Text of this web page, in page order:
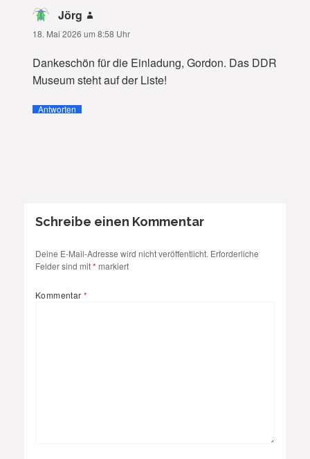
Jörg
18. Mai 2026 um 8:58 Uhr
Dankeschön für die Einladung, Gordon. Das DDR
Museum steht auf der Liste!
Antworten
Schreibe einen Kommentar
Deine E-Mail-Adresse wird nicht veröffentlicht. Erforderliche
Felder sind mit* markiert
Kommentar*